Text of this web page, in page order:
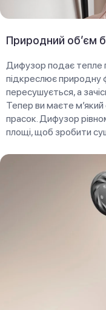
Природний об’єм
Дифузор подає тепле
підкреслює природну
пересушується, а
Тепер ви маєте
прасок. Дифузор
площі, щоб зробити